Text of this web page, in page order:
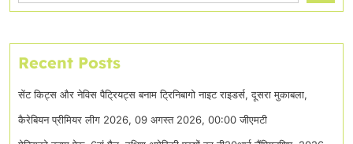
Recent Posts
सेंट किट्स और नेविस पैट्रियट्स बनाम ट्रिनिबागो नाइट राइडर्स, दूसरा मुकाबला,
कैरेबियन प्रीमियर लीग 2026, 09 अगस्त 2026, 00:00 जीएमटी